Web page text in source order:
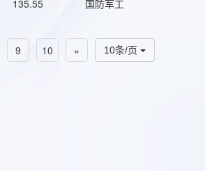
135.55 国防军工
10条/页
9 10 »